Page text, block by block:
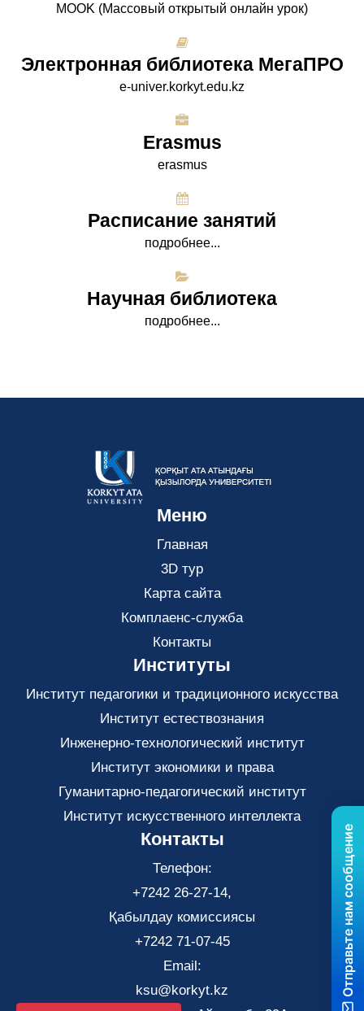
МООK (Массовый открытый онлайн урок)
Электронная библиотека МегаПРО
e-univer.korkyt.edu.kz
Erasmus
erasmus
Расписание занятий
подробнее...
Научная библиотека
подробнее...
Меню
Главная
3D тур
Карта сайта
Комплаенс-служба
Контакты
Институты
Институт педагогики и традиционного искусства
Институт естествознания
Инженерно-технологический институт
Институт экономики и права
Гуманитарно-педагогический институт
Институт искусственного интеллекта
Контакты
Телефон:
+7242 26-27-14,
Қабылдау комиссиясы
+7242 71-07-45
Email:
ksu@korkyt.kz
Отправьте нам сообщение